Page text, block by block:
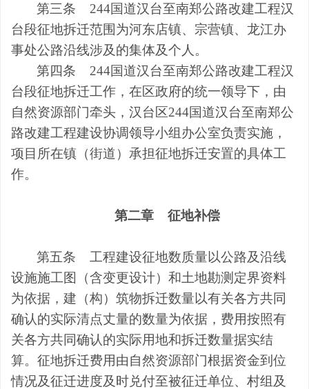
第三条
244国道汉台至南郑公路改建工程汉
台段征地拆迁范围为河东店镇、宗营镇、龙江办
事处公路沿线涉及的集体及个人。
第四条
244国道汉台至南郑公路改建工程汉
台段征地拆迁工作，在区政府的统一领导下，由
自然资源部门牵头，汉台区244国道汉台至南郑公
路改建工程建设协调领导小组办公室负责实施，
项目所在镇（街道）承担征地拆迁安置的具体工
作。
第二章 征地补偿
第五条
工程建设征地数质量以公路及沿线
设施施工图（含变更设计）和土地勘测定界资料
为依据，建（构）筑物拆迁数量以有关各方共同
确认的实际清点丈量的数量为依据，费用按照有
关各方共同确认的实际用地和拆迁数量据实结
算。征地拆迁费用由自然资源部门根据资金到位
情况及征迁进度及时兑付至被征迁单位、村组及